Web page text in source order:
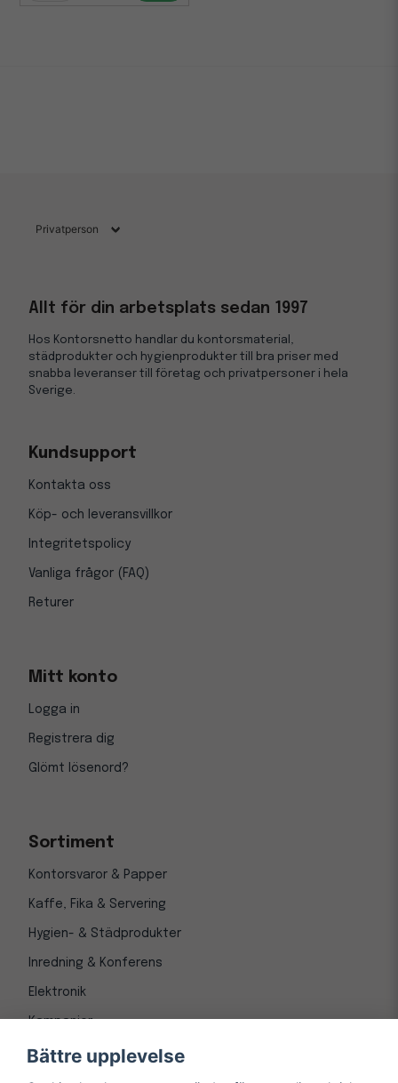
Allt för din arbetsplats sedan 1997
Hos Kontorsnetto handlar du kontorsmaterial,
städprodukter och hygienprodukter till bra priser med
snabba leveranser till företag och privatpersoner i hela
Sverige.
Kundsupport
Kontakta oss
Köp- och leveransvillkor
Integritetspolicy
Vanliga frågor (FAQ)
Returer
Mitt konto
Logga in
Registrera dig
Glömt lösenord?
Sortiment
Kontorsvaror & Papper
Kaffe, Fika & Servering
Hygien- & Städprodukter
Inredning & Konferens
Elektronik
Kampanjer
Bättre upplevelse